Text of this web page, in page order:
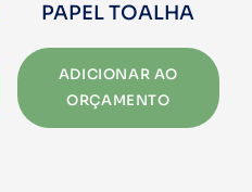
PAPEL TOALHA
ADICIONAR AO
ORÇAMENTO